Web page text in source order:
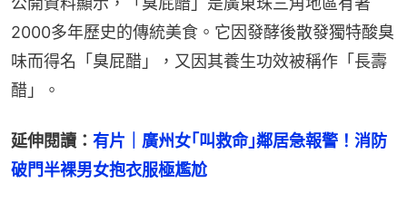
2000多年歷史的傳統美食。它因發酵後散發獨特酸臭
味而得名「臭屁醋」，又因其養生功效被稱作「長壽
醋」。
延伸閱讀： 有片｜廣州女｢叫救命｣鄰居急報警！消防
破門半裸男女抱衣服極尷尬